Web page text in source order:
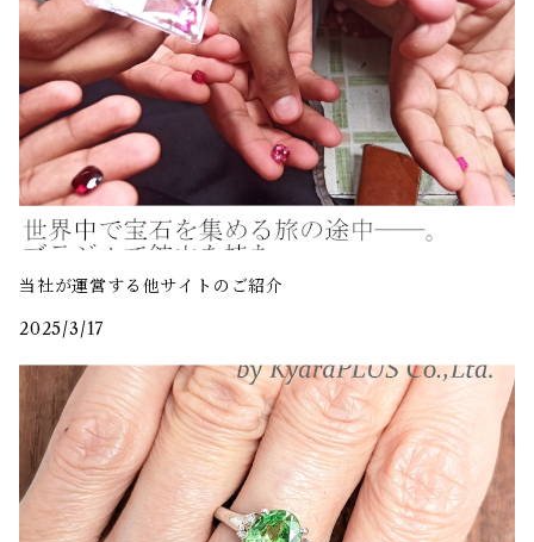
当社が運営する他サイトのご紹介
2025/3/17